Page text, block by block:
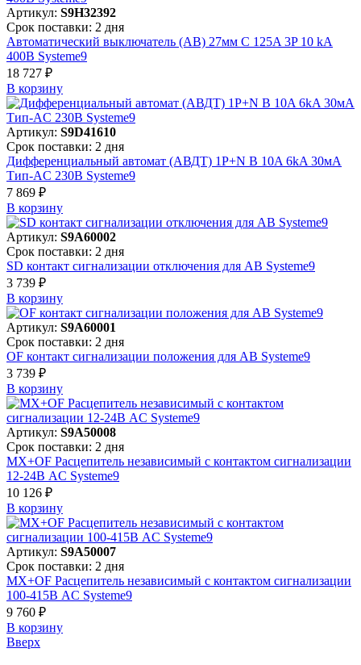
Артикул: S9H32392
Срок поставки: 2 дня
Автоматический выключатель (АВ) 27мм C 125A 3P 10 kA
400В Systeme9
18 727 ₽
В корзинy
Артикул: S9D41610
Срок поставки: 2 дня
Дифференциальный автомат (АВДТ) 1P+N B 10A 6kA 30мА
Тип-AC 230В Systeme9
7 869 ₽
В корзинy
Артикул: S9A60002
Срок поставки: 2 дня
SD контакт сигнализации отключения для АВ Systeme9
3 739 ₽
В корзинy
Артикул: S9A60001
Срок поставки: 2 дня
OF контакт сигнализации положения для АВ Systeme9
3 739 ₽
В корзинy
Артикул: S9A50008
Срок поставки: 2 дня
MX+OF Расцепитель независимый с контактом сигнализации
12-24В AC Systeme9
10 126 ₽
В корзинy
Артикул: S9A50007
Срок поставки: 2 дня
MX+OF Расцепитель независимый с контактом сигнализации
100-415В AC Systeme9
9 760 ₽
В корзинy
Вверх